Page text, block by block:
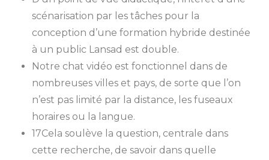
scénarisation par les tâches pour la
conception d’une formation hybride destinée
à un public Lansad est double.
Notre chat vidéo est fonctionnel dans de
nombreuses villes et pays, de sorte que l’on
n’est pas limité par la distance, les fuseaux
horaires ou la langue.
17Cela soulève la question, centrale dans
cette recherche, de savoir dans quelle